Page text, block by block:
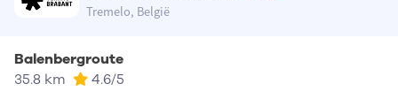
Tremelo, België
Balenbergroute
35.8 km 4.6/5